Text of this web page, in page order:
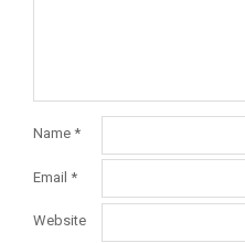
Name *
Email *
Website